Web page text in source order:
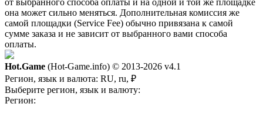
она может сильно меняться. Дополнительная комиссия же
самой площадки (Service Fee) обычно привязана к самой
сумме заказа и не зависит от выбранного вами способа
оплаты.
Hot.Game (Hot-Game.info) © 2013-2026 v4.1
Регион, язык и валюта: RU, ru, ₽
Выберите регион, язык и валюту:
Регион: